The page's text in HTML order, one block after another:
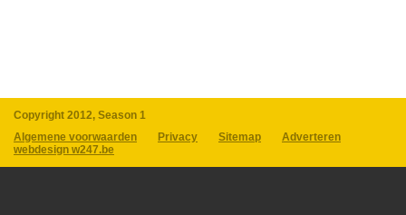
Copyright 2012, Season 1
Algemene voorwaarden
Privacy Sitemap
Adverteren
webdesign w247.be